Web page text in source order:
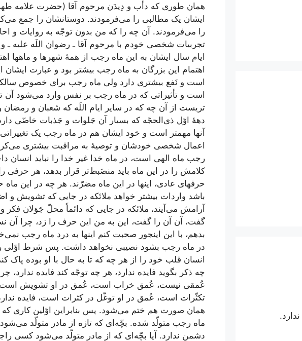
همان طوری که دأب و دِیدَن مرحوم آقا (حضرت علامه
ایشان یک مطالبی را می‌فرمودند. دوستانشان را جمع
را می‌فرمودند. آن چه را که من بدون توجّه به روایات و
تجربیات شخصی خودم با مرحوم آقا ـ رضوان اللَه علیه ـ
ایام سال ایشان به این ماه رجب از همۀ شهرها و ماهها
اهتمام این بزرگان به ماه رجب بیشتر بود و عبارت
است و نَفع بیشتری دارد ولی ماه رجب برای خصوص
است و تأثیراتی که در ماه رجب بر نفس وارد می‌شود آن
تریست از آن چه که در سایر ایام اللَه که شعبان و
دهۀ اوّل ذی‌الحجّه که بسیار آن جَلوات و جَذبات خاصّی
آنها مهمتر است و خود ایشان هم در ماه رجب یک
اعمال شخصی خودشان و توصیۀ به مراقبت بیشتری
رجب ماه الهی است، در ماه خدا غیر خدا را نباید انسان
کلامش را در این ماه باید منضَبط‌تر قرار بدهد، هر حرفی
حرفهای عادی، اینها در این ماه مضرّند. هر چه در این
باشد واردات بیشتر خواهد ملائکه در جایی که تشویش
آرامش می‌آیند، ملائکه در جایی که دائماً محلّ جَوَلان فکر
گفت، آن آن را گفت، این به من این حرف را زد، چرا آن
بدهم، با این اینجور صحبت کنم اینها به درد ماه رجب
در ماه رجب بشود نصیبی نخواهد داشت. پس شرط اوّلی
انسان قلب خود را از هر چه که تا به حال با او بوده پاک
چه ذکر بگوید فایده ندارد، هر چه توجّه کند فایده
عُمقی نیست،‌ عُمق خراب است، عُمق در او تشویش
تکثّرات است، عُمق در او توغّل در کثرات است، فایده
همان صورت هم ختم می‌شود. پس بنابراین اوّلین کاری که
ماه رجب متولّد شده. بچّه‌ای که تازه از مادر متولّد
دشمن ندارد. آیا بچّه‌ای که از مادر متولّد می‌شود کسی